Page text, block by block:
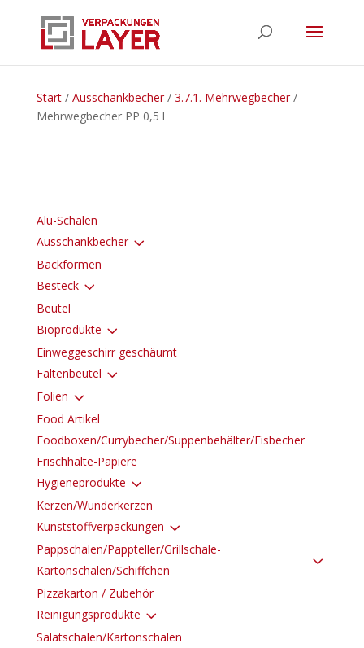
Start/ Ausschankbecher/ 3.7.1. Mehrwegbecher/
Mehrwegbecher PP 0,5 l
Alu-Schalen
Ausschankbecher3
Backformen
Besteck3
Beutel
Bioprodukte 3
Einweggeschirr geschäumt
Faltenbeutel 3
Folien 3
Food Artikel
Foodboxen/Currybecher/Suppenbehälter/Eisbecher
Frischhalte-Papiere
Hygieneprodukte 3
Kerzen/Wunderkerzen
Kunststoffverpackungen 3
Pappschalen/Pappteller/Grillschale-
Kartonschalen/Schiffchen
3
Pizzakarton / Zubehör
Reinigungsprodukte 3
Salatschalen/Kartonschalen